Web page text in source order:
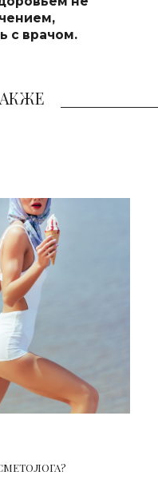
чением,
с врачом.